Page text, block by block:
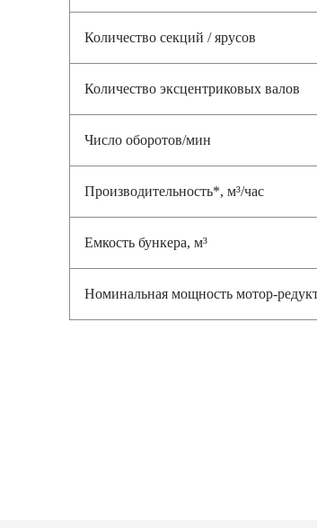
Количество секций / ярусов
Количество эксцентриковых валов
Число оборотов/мин
Производительность*, м³/час
Емкость бункера, м³
Номинальная мощность мотор-